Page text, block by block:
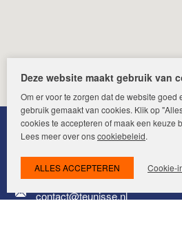
Makelaars van Purmerend
Kolkstraat 16
1441 CAPurmerend
contact@teunisse.nl
Deze website maakt gebruik van
Om er voor te zorgen dat de website goed
gebruik gemaakt van cookies. Klik op
cookies te accepteren of maak een keuze
Lees meer over onscookiebeleid.
Cookie-